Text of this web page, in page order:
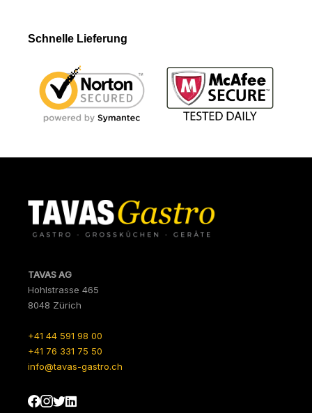
Schnelle Lieferung
TAVAS AG
Hohlstrasse 465
8048 Zürich
+41 44 591 98 00
+41 76 331 75 50
info@tavas-gastro.ch